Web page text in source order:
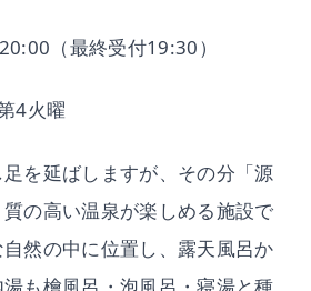
（最終受付19:30）
4火曜
を延ばしますが、その分「源
の高い温泉が楽しめる施設で
然の中に位置し、露天風呂か
も檜風呂・泡風呂・寝湯と種